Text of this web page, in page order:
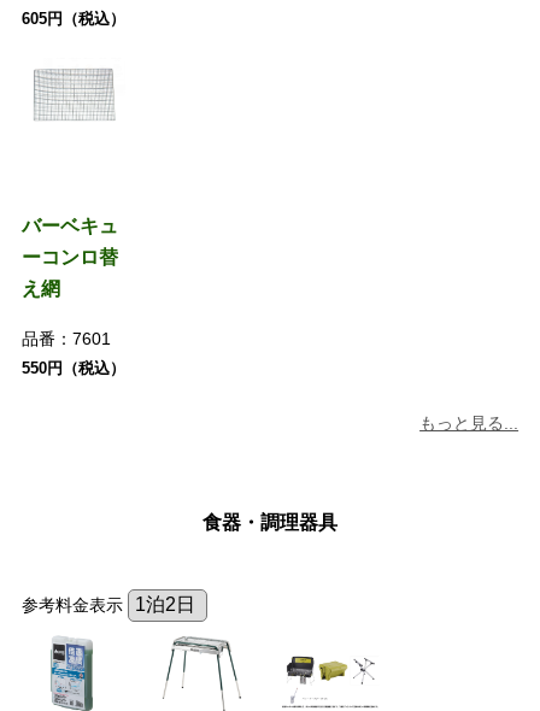
605円（税込）
バーベキュ
ーコンロ替
え網
品番： 7601
550円（税込）
もっと見る...
食器・調理器具
参考料金表示